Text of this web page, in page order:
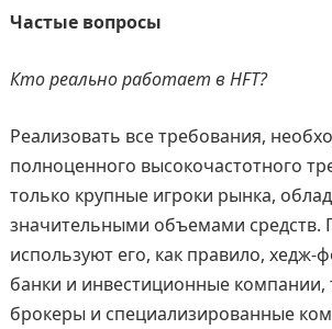
Частые вопросы
Кто реально работает в HFT?
Реализовать все требования,
полноценного высокочастотного
только крупные игроки рынка,
значительными объемами средств.
используют его, как правило, хедж-
банки и инвестиционные компании,
брокеры и специализированные